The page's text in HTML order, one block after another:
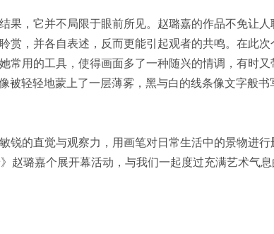
，它并不局限于眼前所见。赵璐嘉的作品不免让
，并各自表述，反而更能引起观者的共鸣。在此
用的工具，使得画面多了一种随兴的情调，有时又
轻轻地蒙上了一层薄雾，黑与白的线条像文字般
的直觉与观察力，用画笔对日常生活中的景物进行
璐嘉个展开幕活动，与我们一起度过充满艺术气息